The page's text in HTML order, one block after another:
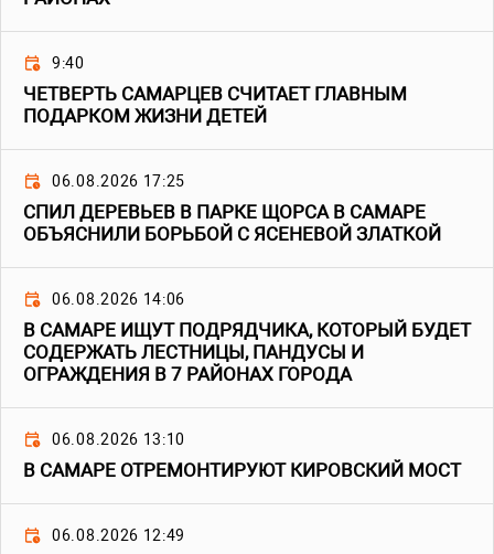
9:40
ЧЕТВЕРТЬ САМАРЦЕВ СЧИТАЕТ ГЛАВНЫМ
ПОДАРКОМ ЖИЗНИ ДЕТЕЙ
06.08.2026 17:25
СПИЛ ДЕРЕВЬЕВ В ПАРКЕ ЩОРСА В САМАРЕ
ОБЪЯСНИЛИ БОРЬБОЙ С ЯСЕНЕВОЙ ЗЛАТКОЙ
06.08.2026 14:06
В САМАРЕ ИЩУТ ПОДРЯДЧИКА, КОТОРЫЙ БУДЕТ
СОДЕРЖАТЬ ЛЕСТНИЦЫ, ПАНДУСЫ И
ОГРАЖДЕНИЯ В 7 РАЙОНАХ ГОРОДА
06.08.2026 13:10
В САМАРЕ ОТРЕМОНТИРУЮТ КИРОВСКИЙ МОСТ
06.08.2026 12:49